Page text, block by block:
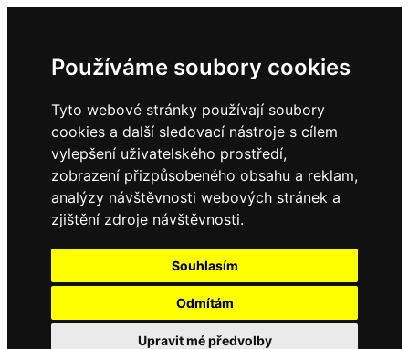
Používáme soubory cookies
Tyto webové stránky používají soubory
cookies a další sledovací nástroje s cílem
vylepšení uživatelského prostředí,
zobrazení přizpůsobeného obsahu a reklam,
analýzy návštěvnosti webových stránek a
zjištění zdroje návštěvnosti.
Souhlasím
Odmítám
Upravit mé předvolby